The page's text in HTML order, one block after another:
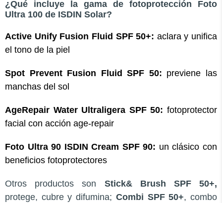
¿Qué incluye la gama de fotoprotección Foto
Ultra 100 de ISDIN Solar?
Active Unify Fusion Fluid SPF 50+: aclara y unifica
el tono de la piel
Spot Prevent Fusion Fluid SPF 50: previene las
manchas del sol
AgeRepair Water Ultraligera SPF 50: fotoprotector
facial con acción age-repair
Foto Ultra 90 ISDIN Cream SPF 90: un clásico con
beneficios fotoprotectores
Otros productos son Stick& Brush SPF 50+,
protege, cubre y difumina; Combi SPF 50+, combo